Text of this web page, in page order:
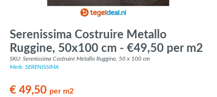
Serenissima Costruire Metallo
Ruggine, 50x100 cm - €49,50 per m2
SKU: Serenissima Costruire Metallo Ruggino, 50 x 100 cm
Merk: SERENISSIMA
€ 49,50 per m2